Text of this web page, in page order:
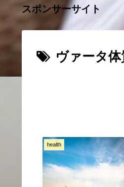
スポンサーサイト
ヴァータ
health